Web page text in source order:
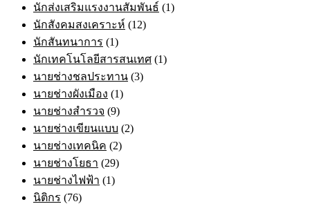
นักส่งเสริมแรงงานสัมพันธ์ (1)
นักสังคมสงเคราะห์ (12)
นักสันทนาการ (1)
นักเทคโนโลยีสารสนเทศ (1)
นายช่างชลประทาน (3)
นายช่างผังเมือง (1)
นายช่างสำรวจ (9)
นายช่างเขียนแบบ (2)
นายช่างเทคนิค (2)
นายช่างโยธา (29)
นายช่างไฟฟ้า (1)
นิติกร (76)